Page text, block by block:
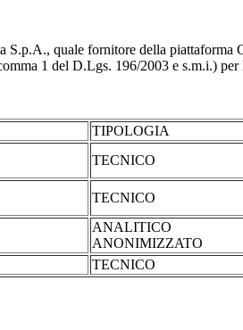
quale fornitore della piattaforma
1 del D.Lgs. 196/2003 e s.m.i.)
TIPOLOGIA
TECNICO
TECNICO
ANALITICO
ANONIMIZZATO
TECNICO